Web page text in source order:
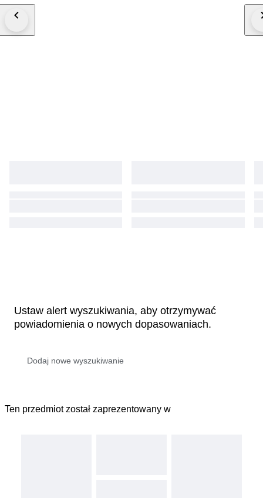
Ustaw alert wyszukiwania, aby otrzymywać
powiadomienia o nowych dopasowaniach.
Ten przedmiot został zaprezentowany w